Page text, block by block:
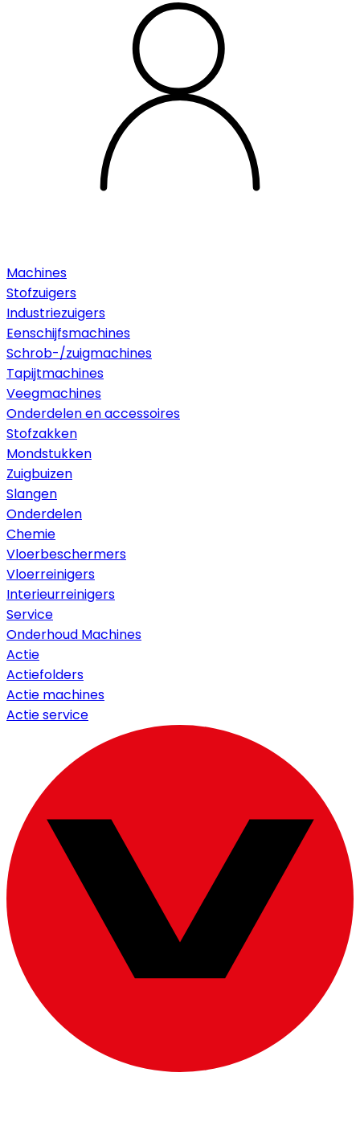
Machines
Stofzuigers
Industriezuigers
Eenschijfsmachines
Schrob-/zuigmachines
Tapijtmachines
Veegmachines
Onderdelen en accessoires
Stofzakken
Mondstukken
Zuigbuizen
Slangen
Onderdelen
Chemie
Vloerbeschermers
Vloerreinigers
Interieurreinigers
Service
Onderhoud Machines
Actie
Actiefolders
Actie machines
Actie service